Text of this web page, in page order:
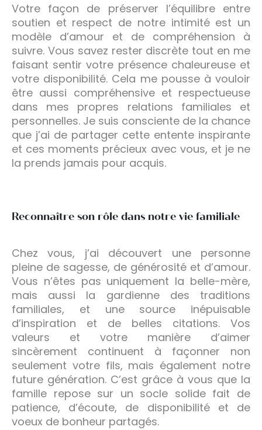
Votre façon de préserver l’équilibre entre
soutien et respect de notre intimité est un
modèle d’amour et de compréhension à
suivre. Vous savez rester discrète tout en me
faisant sentir votre présence chaleureuse et
votre disponibilité. Cela me pousse à vouloir
être aussi compréhensive et respectueuse
dans mes propres relations familiales et
personnelles. Je suis consciente de la chance
que j’ai de partager cette entente inspirante
et ces moments précieux avec vous, et je ne
la prends jamais pour acquis.
Reconnaître son rôle dans notre vie familiale
Chez vous, j’ai découvert une personne
pleine de sagesse, de générosité et d’amour.
Vous n’êtes pas uniquement la belle-mère,
mais aussi la gardienne des traditions
familiales, et une source inépuisable
d’inspiration et de belles citations. Vos
valeurs et votre manière d’aimer
sincèrement continuent à façonner non
seulement votre fils, mais également notre
future génération. C’est grâce à vous que la
famille repose sur un socle solide fait de
patience, d’écoute, de disponibilité et de
voeux de bonheur partagés.